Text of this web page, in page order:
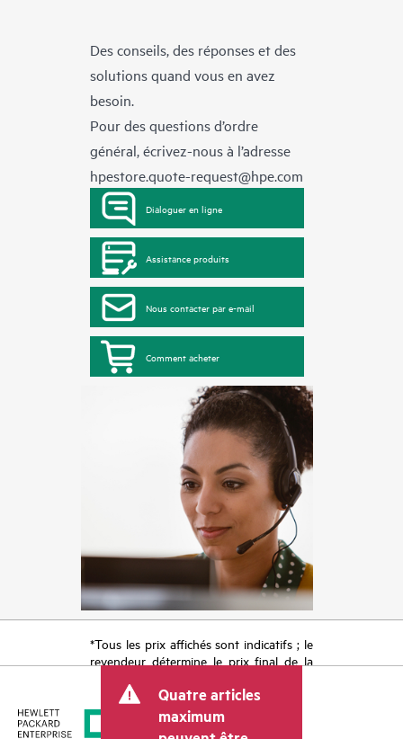
Des conseils, des réponses et des
solutions quand vous en avez
besoin.
Pour des questions d’ordre
général, écrivez-nous à l’adresse
hpestore.quote-request@hpe.com
Dialoguer en ligne
Assistance produits
Nous contacter par e-mail
Comment acheter
*Tous les prix affichés sont indicatifs ; le
revendeur détermine le prix final de la
tels que la TVA ou les taxes sur la vente
et les frais d’expédition. Le prix de la
transaction déterminé par le revendeur
Quatre articles
maximum